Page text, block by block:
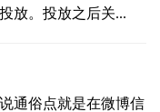
放。投放之后关...
通俗点就是在微博信